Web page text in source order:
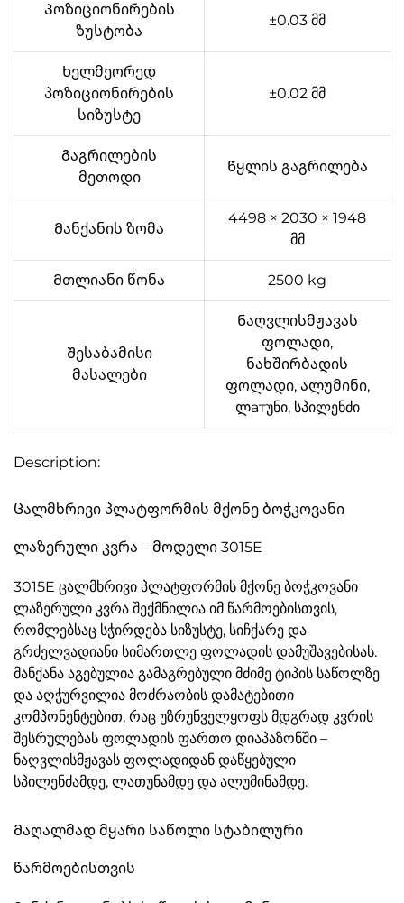
Პოზიციონირების
ზუსტობა
±0.03 მმ
Ხელმეორედ
პოზიციონირების
სიზუსტე
±0.02 მმ
Გაგრილების
მეთოდი
Წყლის გაგრილება
Მანქანის ზომა
4498 × 2030 × 1948
მმ
Მთლიანი წონა 2500 kg
Შესაბამისი
მასალები
Ნაღვლისმჟავას
ფოლადი,
ნახშირბადის
ფოლადი, ალუმინი,
ლатუნი, სპილენძი
Description:
Ცალმხრივი პლატფორმის მქონე ბოჭკოვანი
ლაზერული კვრა – მოდელი 3015E
3015E ცალმხრივი პლატფორმის მქონე ბოჭკოვანი
ლაზერული კვრა შექმნილია იმ წარმოებისთვის,
რომლებსაც სჭირდება სიზუსტე, სიჩქარე და
გრძელვადიანი სიმართლე ფოლადის დამუშავებისას.
მანქანა აგებულია გამაგრებული მძიმე ტიპის საწოლზე
და აღჭურვილია მოძრაობის დამატებითი
კომპონენტებით, რაც უზრუნველყოფს მდგრად კვრის
შესრულებას ფოლადის ფართო დიაპაზონში –
ნაღვლისმჟავას ფოლადიდან დაწყებული
სპილენძამდე, ლათუნამდე და ალუმინამდე.
Მაღალმად მყარი საწოლი სტაბილური
წარმოებისთვის